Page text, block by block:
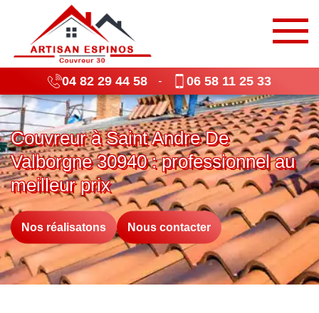
04 82 29 44 58 - 06 58 11 25 33
Couvreur à Saint Andre De
Valborgne 30940 : professionnel au
meilleur prix
Nos réalisatons Nous contacter